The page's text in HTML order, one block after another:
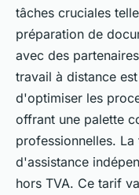
tâches cruciales
préparation de
avec des
travail à distance
d'optimiser les
offrant une palette
professionnelles.
d'assistance
hors TVA. Ce tarif